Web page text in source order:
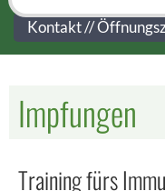
Kontakt
Impfungen
Training fürs
Kontakt //